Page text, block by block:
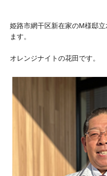
姫路市網干区新在家のM様邸
ます。
オレンジナイトの花田です。